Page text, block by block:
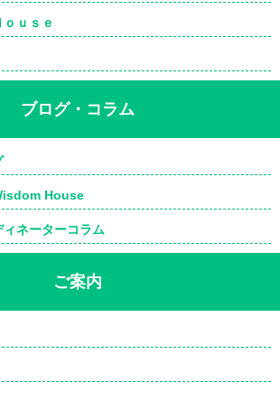
ｕｓｅ
ブログ・コラム
House
ネーターコラム
ご案内